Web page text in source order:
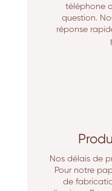
téléphone
question.
réponse
Nos délais de
Pour notre
de